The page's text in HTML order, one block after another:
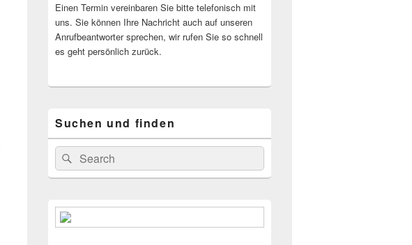
Einen Termin vereinbaren Sie bitte telefonisch mit
uns. Sie können Ihre Nachricht auch auf unseren
Anrufbeantworter sprechen, wir rufen Sie so schnell
es geht persönlich zurück.
Suchen und finden
Suche
nach:
Suchen